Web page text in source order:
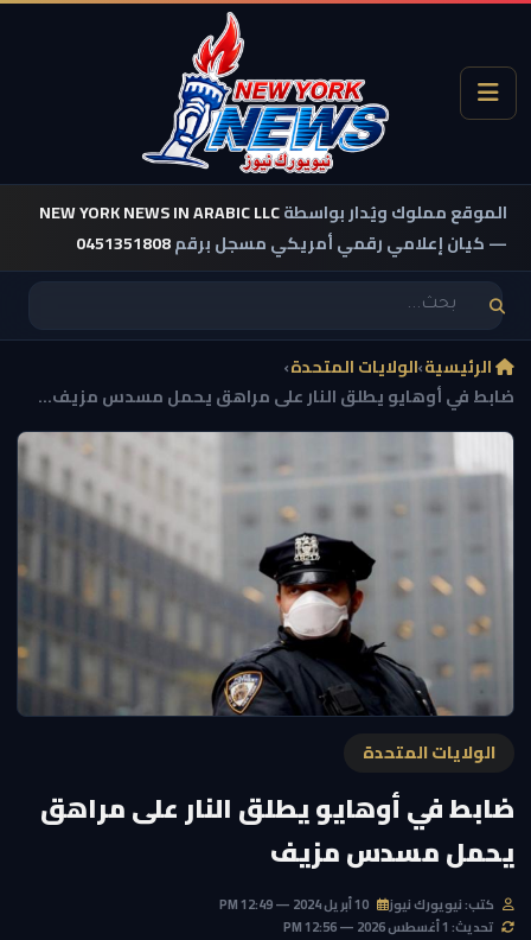
الموقع مملوك ويُدار بواسطةNEW YORK NEWS IN ARABIC LLC
— كيان إعلامي رقمي أمريكي مسجل برقم0451351808
الرئيسية›الولايات المتحدة›
ضابط في أوهايو يطلق النار على مراهق يحمل مسدس مزيف...
الولايات المتحدة
ضابط في أوهايو يطلق النار على مراهق
يحمل مسدس مزيف
كتب: نيويورك نيوز
تحديث: 1 أغسطس 2026 — 12:56 PM